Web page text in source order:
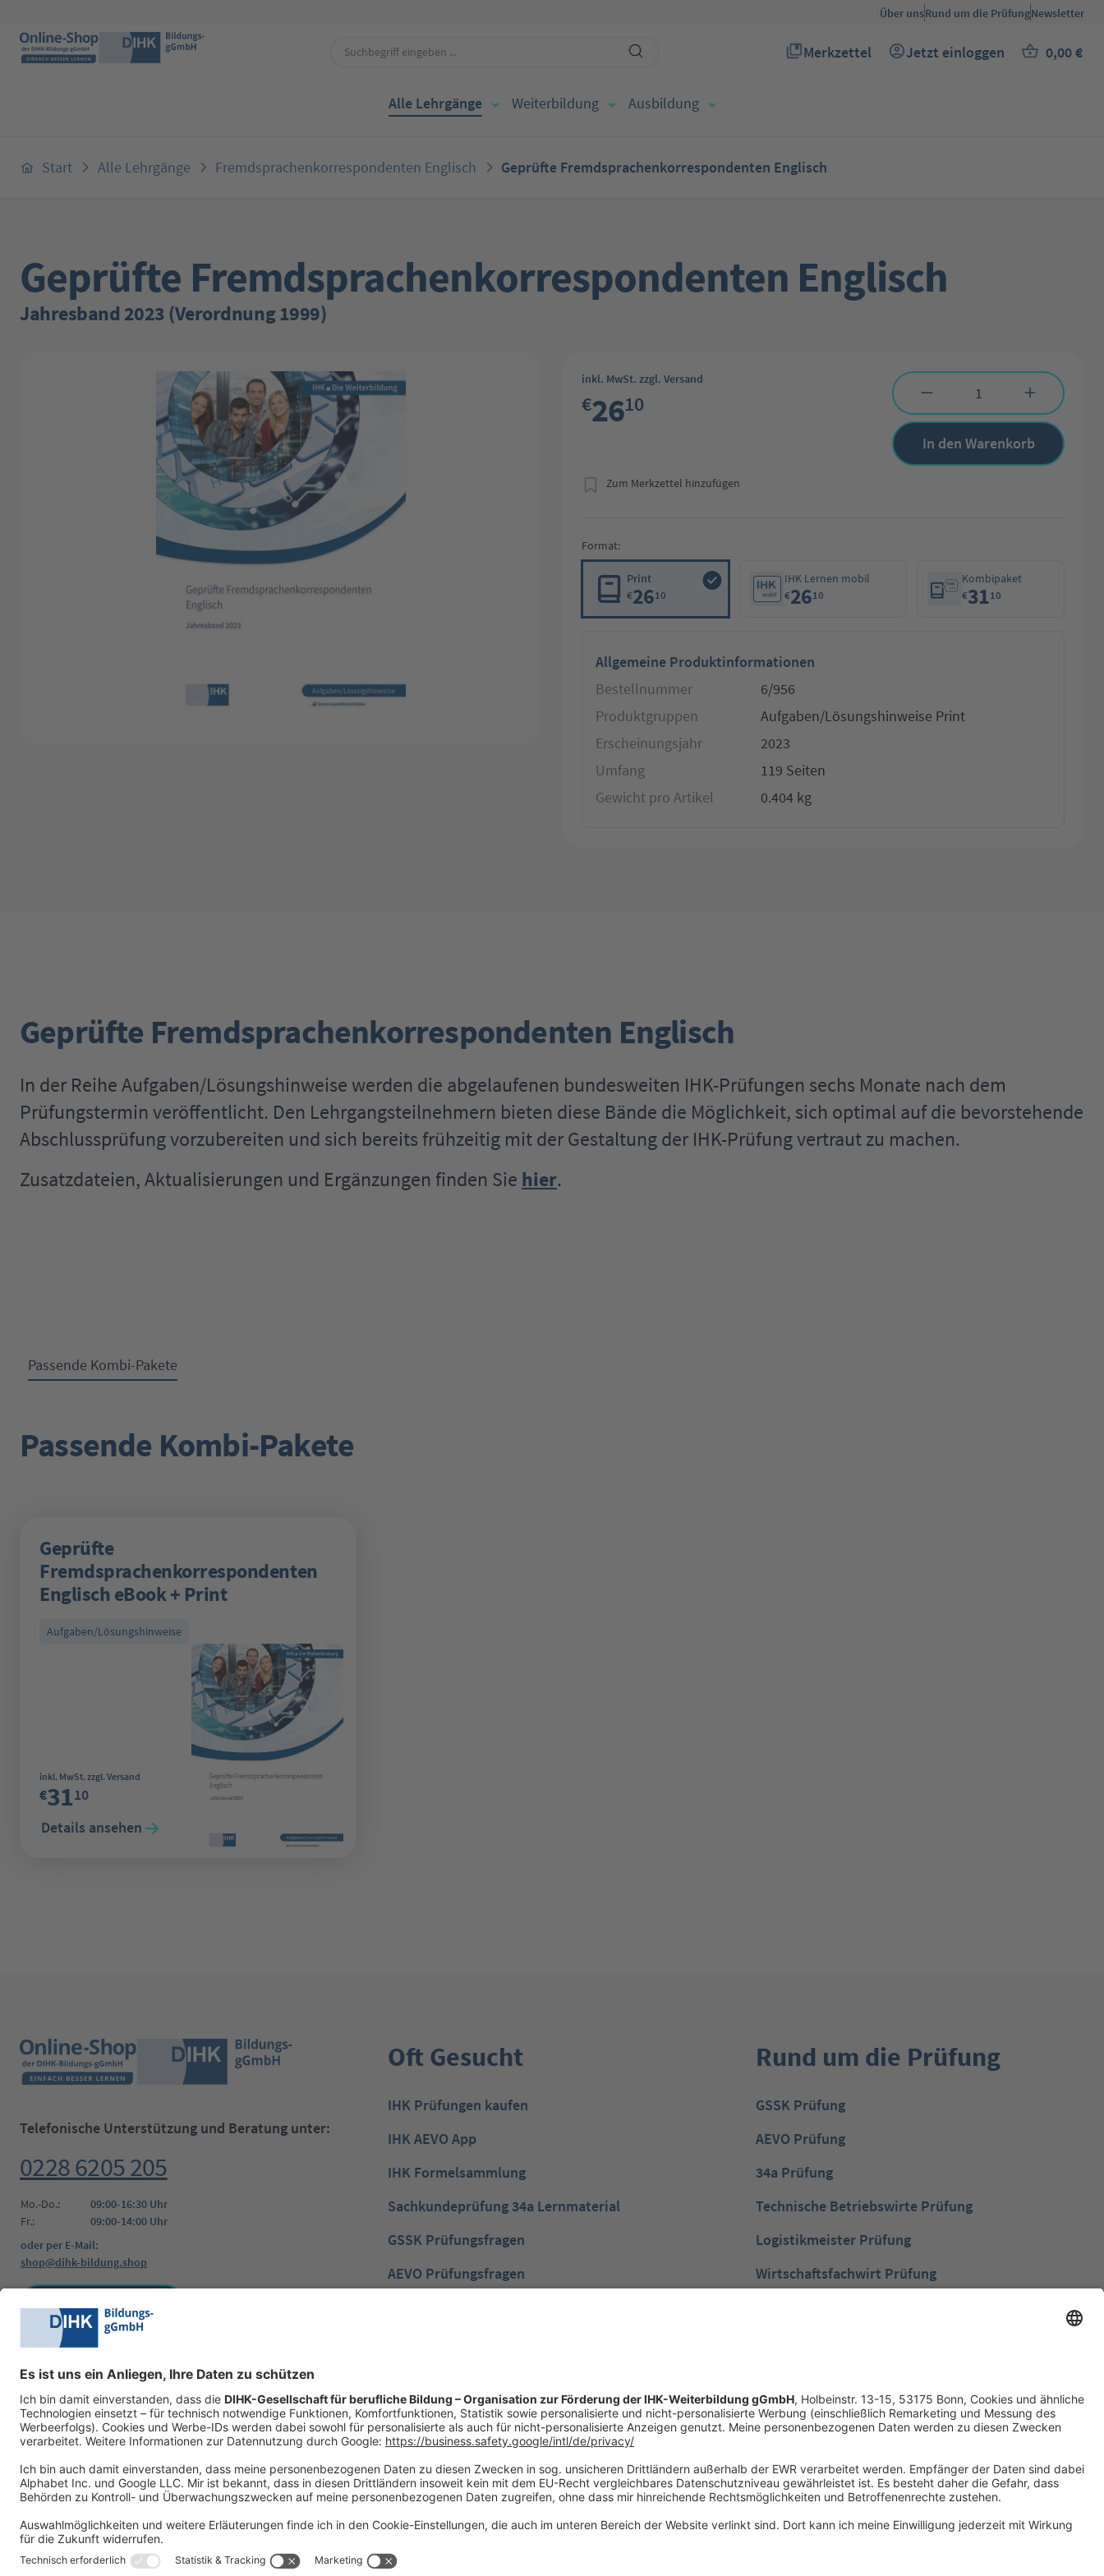
Über unsRund um die PrüfungNewsletter
Merkzettel
Du hast 0 Produkte auf dem Merkzettel
Jetzt einloggen 0,00 €
Alle Lehrgänge Weiterbildung Ausbildung
Start Alle Lehrgänge Fremdsprachenkorrespondenten Englisch Geprüfte Fremdsprachenkorrespondenten Englisch
Geprüfte Fremdsprachenkorrespondenten Englisch
Jahresband 2023 (Verordnung 1999)
inkl. MwSt. zzgl. Versand
€2610
Produkt Anzahl: Gib den gewünschten
In den Warenkorb
Zum Merkzettel hinzufügen
Format:
Print
€2610
IHK Lernen mobil
€2610
Kombipaket
€3110
Allgemeine Produktinformationen
Bestellnummer
6/956
Produktgruppen
Aufgaben/Lösungshinweise Print
Erscheinungsjahr
2023
Umfang
119 Seiten
Gewicht pro Artikel
0.404 kg
Geprüfte Fremdsprachenkorrespondenten Englisch
In der Reihe Aufgaben/Lösungshinweise werden die abgelaufenen bundesweiten IHK-Prüfungen sechs Monate nach dem
Prüfungstermin veröffentlicht. Den Lehrgangsteilnehmern bieten diese Bände die Möglichkeit, sich optimal auf die bevorstehende
Abschlussprüfung vorzubereiten und sich bereits frühzeitig mit der Gestaltung der IHK-Prüfung vertraut zu machen.
Zusatzdateien, Aktualisierungen und Ergänzungen finden Sie hier.
Passende Kombi-Pakete
Produktgalerie überspringen
Passende Kombi-Pakete
Geprüfte
Fremdsprachenkorrespondenten
Englisch eBook + Print
Aufgaben/Lösungshinweise
Regulärer Preis:
inkl. MwSt. zzgl. Versand
€3110
Details ansehen
Telefonische Unterstützung und Beratung unter:
0228 6205 205
Mo.-Do.:
09:00-16:30 Uhr
Fr.:
09:00-14:00 Uhr
oder per E-Mail:
shop@dihk-bildung.shop
Social Media
Oft Gesucht
IHK Prüfungen kaufen
IHK AEVO App
IHK Formelsammlung
Sachkundeprüfung 34a Lernmaterial
GSSK Prüfungsfragen
AEVO Prüfungsfragen
NTG Industriemeister
Rund um die Prüfung
GSSK Prüfung
AEVO Prüfung
34a Prüfung
Technische Betriebswirte Prüfung
Logistikmeister Prüfung
Wirtschaftsfachwirt Prüfung
Handelsfachwirt Prüfung
Fachwirte im Gesundheits- und Sozialwesen
Prüfung